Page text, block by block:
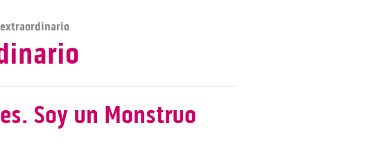
extraordinario
Soy un Monstruo